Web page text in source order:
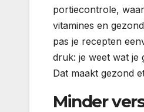
portiecontrole,
vitamines en
pas je recepten
druk: je weet wat je
Dat maakt gezond
Minder